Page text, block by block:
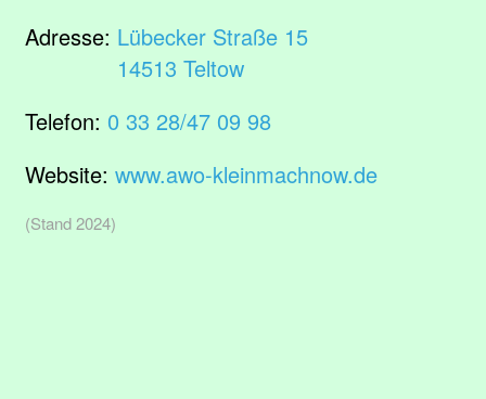
Adresse: Lübecker Straße 15
14513 Teltow
Telefon: 0 33 28/47 09 98
Website: www.awo-kleinmachnow.de
(Stand 2024)